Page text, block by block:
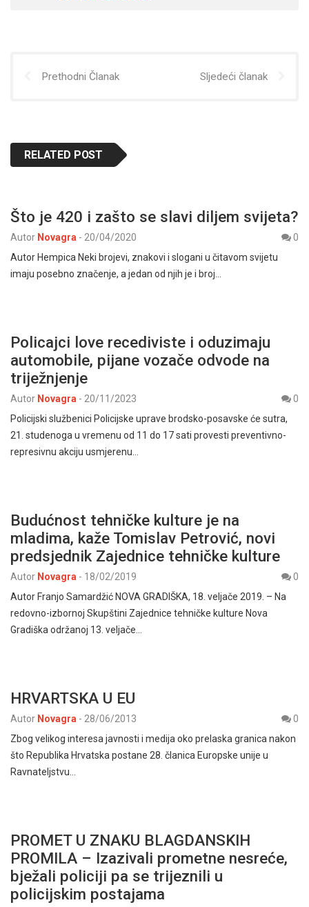
Prethodni Članak Sljedeći članak
RELATED POST
Što je 420 i zašto se slavi diljem svijeta?
Autor Novagra - 20/04/2020
0
Autor Hempica Neki brojevi, znakovi i slogani u čitavom svijetu
imaju posebno značenje, a jedan od njih je i broj…
Policajci love recediviste i oduzimaju
automobile, pijane vozače odvode na
triježnjenje
Autor Novagra - 20/11/2023
0
Policijski službenici Policijske uprave brodsko-posavske će sutra,
21. studenoga u vremenu od 11 do 17 sati provesti preventivno-
represivnu akciju usmjerenu…
Budućnost tehničke kulture je na
mladima, kaže Tomislav Petrović, novi
predsjednik Zajednice tehničke kulture
Autor Novagra - 18/02/2019
0
Autor Franjo Samardžić NOVA GRADIŠKA, 18. veljače 2019. – Na
redovno-izbornoj Skupštini Zajednice tehničke kulture Nova
Gradiška održanoj 13. veljače…
HRVARTSKA U EU
Autor Novagra - 28/06/2013
0
Zbog velikog interesa javnosti i medija oko prelaska granica nakon
što Republika Hrvatska postane 28. članica Europske unije u
Ravnateljstvu…
PROMET U ZNAKU BLAGDANSKIH
PROMILA – Izazivali prometne nesreće,
bježali policiji pa se trijeznili u
policijskim postajama